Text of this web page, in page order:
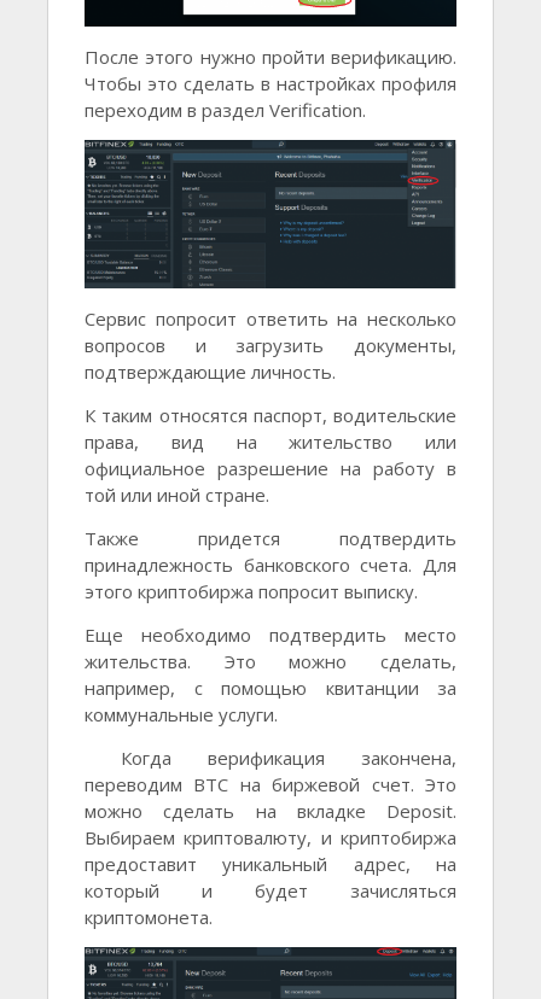
После этого нужно пройти верификацию.
Чтобы это сделать в настройках профиля
переходим в раздел Verification.
Сервис попросит ответить на несколько
вопросов и загрузить документы,
подтверждающие личность.
К таким относятся паспорт, водительские
права, вид на жительство или
официальное разрешение на работу в
той или иной стране.
Также придется подтвердить
принадлежность банковского счета. Для
этого криптобиржа попросит выписку.
Еще необходимо подтвердить место
жительства. Это можно сделать,
например, с помощью квитанции за
коммунальные услуги.
Когда верификация закончена,
переводим BTC на биржевой счет. Это
можно сделать на вкладке Deposit.
Выбираем криптовалюту, и криптобиржа
предоставит уникальный адрес, на
который и будет зачисляться
криптомонета.